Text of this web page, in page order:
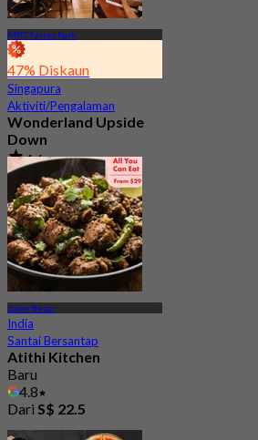
MRT Farrer Park
47% Diskaun
Singapura
Aktiviti/Pengalaman
Wonderland Upside
Down
4.6
231 ditempah
DariS$ 108.89
Jalan Besar
India
Santai Bersantap
Atithi Kitchen
Baru
4.8
Dari S$ 22.5